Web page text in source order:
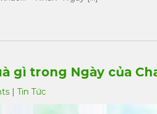
gì trong Ngày của
| Tin Tức